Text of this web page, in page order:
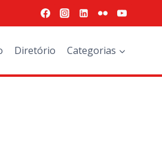
Diretório Categorias